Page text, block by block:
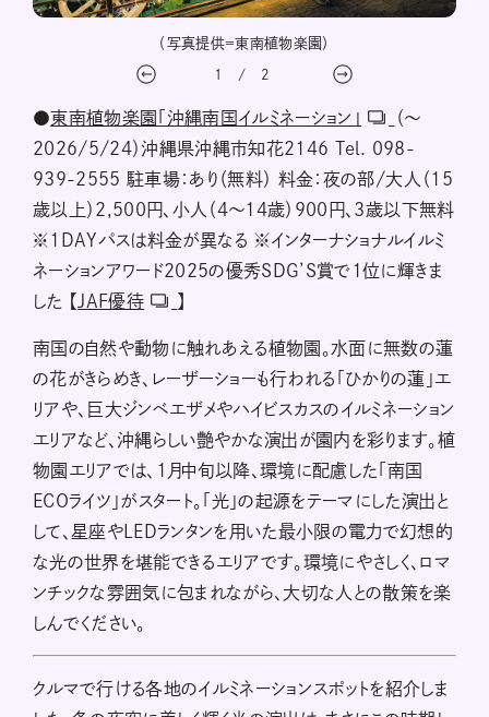
（写真提供＝東南植物楽園）
1 / 2
●東南植物楽園「沖縄南国イルミネーション」
（～
2026/5/24）沖縄県沖縄市知花2146 Tel. 098-
939-2555 駐車場：あり（無料） 料金：夜の部/大人（15
歳以上）2,500円、小人（4〜14歳）900円、3歳以下無料
※1DAYパスは料金が異なる ※インターナショナルイルミ
ネーションアワード2025の優秀SDG’S賞で1位に輝きま
した 【JAF優待 】
南国の自然や動物に触れあえる植物園。水面に無数の蓮
の花がきらめき、レーザーショーも行われる「ひかりの蓮」エ
リアや、巨大ジンベエザメやハイビスカスのイルミネーション
エリアなど、沖縄らしい艶やかな演出が園内を彩ります。植
物園エリアでは、1月中旬以降、環境に配慮した「南国
ECOライツ」がスタート。「光」の起源をテーマにした演出と
して、星座やLEDランタンを用いた最小限の電力で幻想的
な光の世界を堪能できるエリアです。環境にやさしく、ロマ
ンチックな雰囲気に包まれながら、大切な人との散策を楽
しんでください。
クルマで行ける各地のイルミネーションスポットを紹介しま